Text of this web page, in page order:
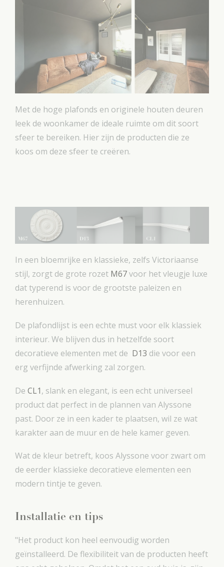
Met de hoge plafonds en originele houten deuren
leek de woonkamer de ideale ruimte om dit soort
sfeer te bereiken. Hier zijn de producten die ze
koos om deze sfeer te creëren.
In een bloemrijke en klassieke, zelfs Victoriaanse
stijl, zorgt de grote rozet M67voor het vleugje luxe
dat typerend is voor de grootste paleizen en
herenhuizen.
De plafondlijst is een echte must voor elk klassiek
interieur. We blijven dus in hetzelfde soort
decoratieve elementen met de D13 die voor een
erg verfijnde afwerking zal zorgen.
De CL1, slank en elegant, is een echt universeel
product dat perfect in de plannen van Alyssone
past. Door ze in een kader te plaatsen, wil ze wat
karakter aan de muur en de hele kamer geven.
Wat de kleur betreft, koos Alyssone voor zwart om
de eerder klassieke decoratieve elementen een
modern tintje te geven.
Installatie en tips
"Het product kon heel eenvoudig worden
geïnstalleerd. De flexibiliteit van de producten heeft